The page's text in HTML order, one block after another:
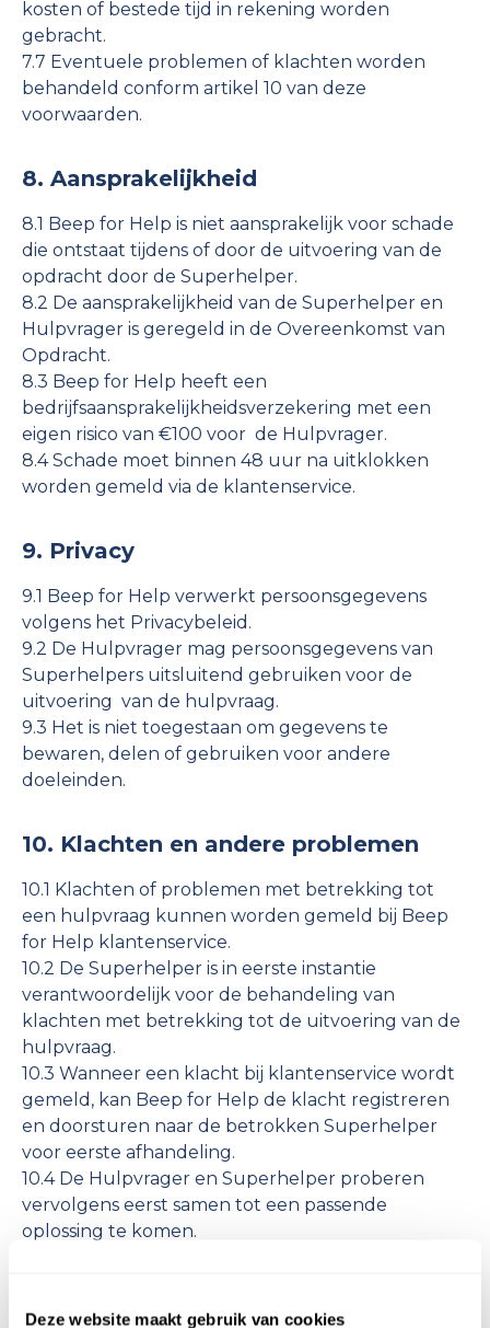
Deze website maakt gebruik van cookies
kosten of bestede tijd in rekening worden
gebracht.
7.7 Eventuele problemen of klachten worden
behandeld conform artikel 10 van deze
voorwaarden.
8. Aansprakelijkheid
8.1 Beep for Help is niet aansprakelijk voor schade
die ontstaat tijdens of door de uitvoering van de
opdracht door de Superhelper.
8.2 De aansprakelijkheid van de Superhelper en
Hulpvrager is geregeld in de Overeenkomst van
Opdracht.
8.3 Beep for Help heeft een
bedrijfsaansprakelijkheidsverzekering met een
eigen risico van €100 voor de Hulpvrager.
8.4 Schade moet binnen 48 uur na uitklokken
worden gemeld via de klantenservice.
9. Privacy
9.1 Beep for Help verwerkt persoonsgegevens
volgens het Privacybeleid.
9.2 De Hulpvrager mag persoonsgegevens van
Superhelpers uitsluitend gebruiken voor de
uitvoering van de hulpvraag.
9.3 Het is niet toegestaan om gegevens te
bewaren, delen of gebruiken voor andere
doeleinden.
10. Klachten en andere problemen
10.1 Klachten of problemen met betrekking tot
een hulpvraag kunnen worden gemeld bij Beep
for Help klantenservice.
10.2 De Superhelper is in eerste instantie
verantwoordelijk voor de behandeling van
klachten met betrekking tot de uitvoering van de
hulpvraag.
10.3 Wanneer een klacht bij klantenservice wordt
gemeld, kan Beep for Help de klacht registreren
en doorsturen naar de betrokken Superhelper
voor eerste afhandeling.
10.4 De Hulpvrager en Superhelper proberen
vervolgens eerst samen tot een passende
oplossing te komen.
Die vervolgens de behandeling van de klacht